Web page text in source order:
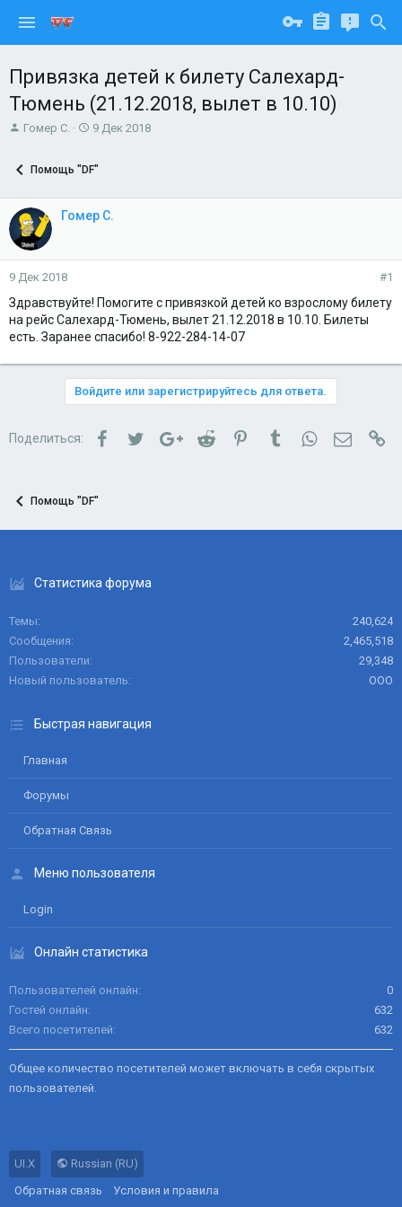
Привязка детей к билету Салехард-
Тюмень (21.12.2018, вылет в 10.10)
А
о
т
е
м
ы
Гомер С.
Д
ч
л
9 Дек 2018
Помощь "DF"
Гомер С.
9 Дек 2018 #1
Здравствуйте! Помогите с привязкой детей ко взрослому билету
на рейс Салехард-Тюмень, вылет 21.12.2018 в 10.10. Билеты
есть. Заранее спасибо! 8-922-284-14-07
Войдите или зарегистрируйтесь для ответа.
Поделиться: FacebookTwitterGoogle+Reddit PinterestTumblrWhatsApp
Помощь "DF"
Статистика форума
Темы
240,624
Сообщения
2,465,518
Пользователи
29,348
Новый пользователь
ООО
Быстрая навигация
Главная
Форумы
Обратная Связь
Меню пользователя
Login
Онлайн статистика
Пользователей онлайн
0
Гостей онлайн
632
Всего посетителей
632
Общее количество посетителей может включать в себя скрытых
пользователей.
UI.X
Russian (RU)
Обратная связь
Условия и правила